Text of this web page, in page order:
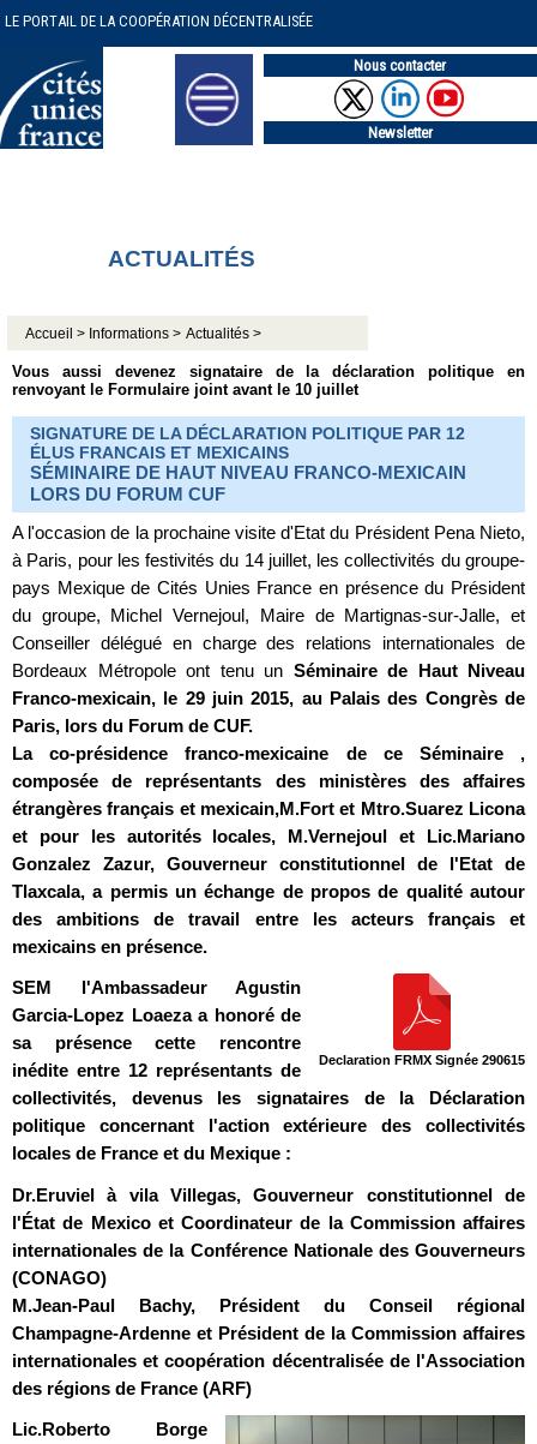
LE PORTAIL DE LA COOPÉRATION DÉCENTRALISÉE
Nous contacter
Newsletter
ACTUALITÉS
Accueil > Informations > Actualités >
Vous aussi devenez signataire de la déclaration politique en
renvoyant le Formulaire joint avant le 10 juillet
SIGNATURE DE LA DÉCLARATION POLITIQUE PAR 12
ÉLUS FRANCAIS ET MEXICAINS
SÉMINAIRE DE HAUT NIVEAU FRANCO-MEXICAIN
LORS DU FORUM CUF
A l'occasion de la prochaine visite d'Etat du Président Pena Nieto,
à Paris, pour les festivités du 14 juillet, les collectivités du groupe-
pays Mexique de Cités Unies France en présence du Président
du groupe, Michel Vernejoul, Maire de Martignas-sur-Jalle, et
Conseiller délégué en charge des relations internationales de
Bordeaux Métropole ont tenu un Séminaire de Haut Niveau
Franco-mexicain, le 29 juin 2015, au Palais des Congrès de
Paris, lors du Forum de CUF.
La co-présidence franco-mexicaine de ce Séminaire ,
composée de représentants des ministères des affaires
étrangères français et mexicain,M.Fort et Mtro.Suarez Licona
et pour les autorités locales, M.Vernejoul et Lic.Mariano
Gonzalez Zazur, Gouverneur constitutionnel de l'Etat de
Tlaxcala, a permis un échange de propos de qualité autour
des ambitions de travail entre les acteurs français et
mexicains en présence.
Declaration FRMX Signée 290615
SEM l'Ambassadeur Agustin
Garcia-Lopez Loaeza a honoré de
sa présence cette rencontre
inédite entre 12 représentants de
collectivités, devenus les signataires de la Déclaration
politique concernant l'action extérieure des collectivités
locales de France et du Mexique :
Dr.Eruviel à vila Villegas, Gouverneur constitutionnel de
l'État de Mexico et Coordinateur de la Commission affaires
internationales de la Conférence Nationale des Gouverneurs
(CONAGO)
M.Jean-Paul Bachy, Président du Conseil régional
Champagne-Ardenne et Président de la Commission affaires
internationales et coopération décentralisée de l'Association
des régions de France (ARF)
Lic.Roberto Borge